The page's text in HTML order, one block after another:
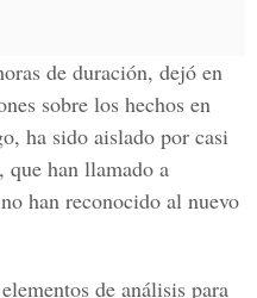
de duración, dejó en
sobre los hechos en
ha sido aislado por casi
que han llamado a
han reconocido al nuevo
de análisis para